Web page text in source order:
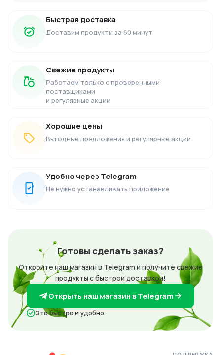
Быстрая доставка
Доставим продукты за 60 минут
Свежие продукты
Работаем только с проверенными
поставщиками
и регулярные акции
Хорошие цены
Выгодные предложения и регулярные акции
Удобно через Telegram
Не нужно устанавливать приложение
Готовы сделать заказ?
Откройте наш магазин в Telegram и получите свежие
продукты с быстрой доставкой!
Открыть наш магазин в Telegram
Это быстро и удобно